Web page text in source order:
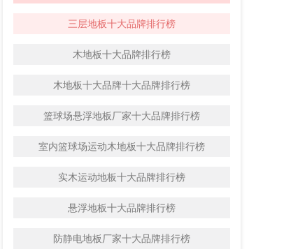
三层地板十大品牌排行榜
木地板十大品牌排行榜
木地板十大品牌十大品牌排行榜
篮球场悬浮地板厂家十大品牌排行榜
室内篮球场运动木地板十大品牌排行榜
实木运动地板十大品牌排行榜
悬浮地板十大品牌排行榜
防静电地板厂家十大品牌排行榜